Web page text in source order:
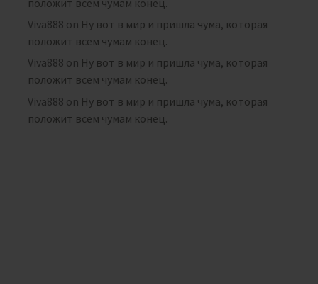
Viva888 on Ну вот в мир и пришла чума, которая
положит всем чумам конец.
Viva888 on Ну вот в мир и пришла чума, которая
положит всем чумам конец.
Viva888 on Ну вот в мир и пришла чума, которая
положит всем чумам конец.